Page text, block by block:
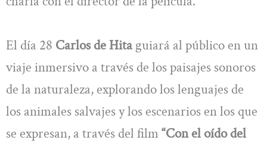
El día 28 Carlos de Hitaguiará al público en un
viaje inmersivo a través de los paisajes sonoros
de la naturaleza, explorando los lenguajes de
los animales salvajes y los escenarios en los que
se expresan, a través del film“Con el oído del